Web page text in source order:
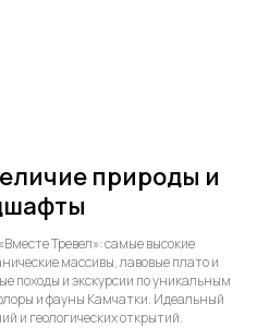
природы и
Тревел»: самые высокие
массивы, лавовые плато и
походы и экскурсии по уникальным
и фауны Камчатки. Идеальный
и геологических открытий.